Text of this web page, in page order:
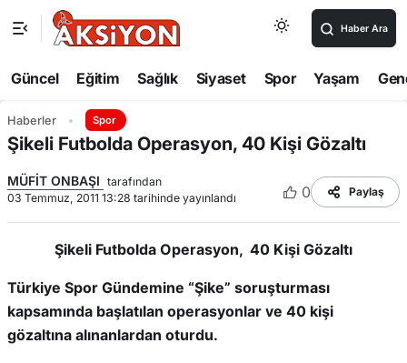
Haber Ara
Güncel Eğitim Sağlık Siyaset Spor Yaşam
Haberler Spor
Şikeli Futbolda Operasyon, 40 Kişi Gözaltı
MÜFİT ONBAŞI tarafından
03 Temmuz, 2011 13:28 tarihinde yayınlandı
0 Paylaş
Şikeli Futbolda Operasyon, 40 Kişi Gözaltı
Türkiye Spor Gündemine “Şike” soruşturması
kapsamında başlatılan operasyonlar ve 40 kişi
gözaltına alınanlardan oturdu.